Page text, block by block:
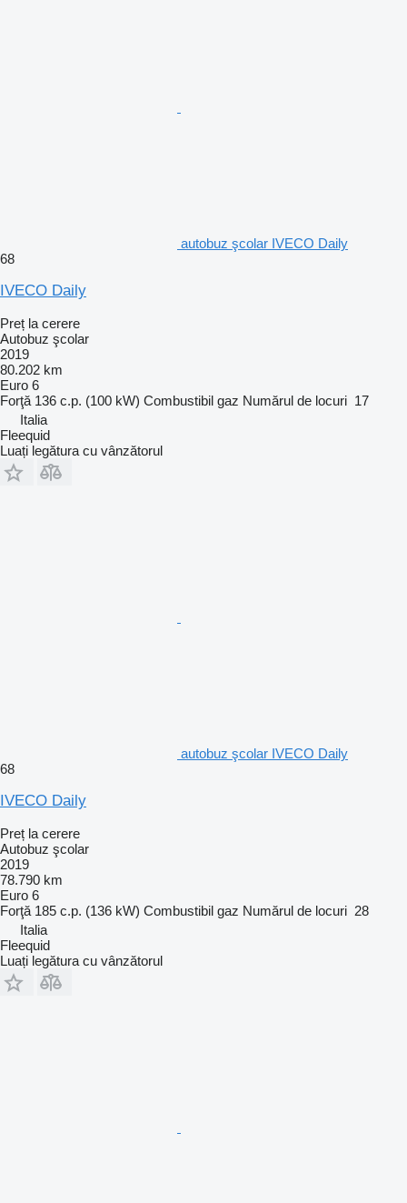
autobuz şcolar IVECO Daily
68
IVECO Daily
Preț la cerere
Autobuz şcolar
2019
80.202 km
Euro 6
Forţă 136 c.p. (100 kW) Combustibil gaz Numărul de locuri 17
Italia
Fleequid
Luați legătura cu vânzătorul
autobuz şcolar IVECO Daily
68
IVECO Daily
Preț la cerere
Autobuz şcolar
2019
78.790 km
Euro 6
Forţă 185 c.p. (136 kW) Combustibil gaz Numărul de locuri 28
Italia
Fleequid
Luați legătura cu vânzătorul